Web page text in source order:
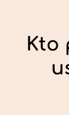
Kto